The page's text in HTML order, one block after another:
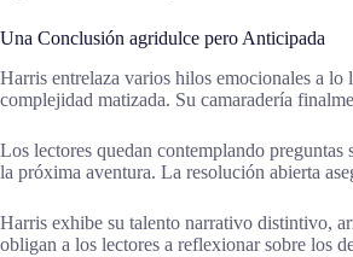
Una Conclusión agridulce pero Anticipada
Harris entrelaza varios hilos emocionales a
complejidad matizada. Su camaradería
Los lectores quedan contemplando
la próxima aventura. La resolución abierta
Harris exhibe su talento narrativo distintivo,
obligan a los lectores a reflexionar sobre los